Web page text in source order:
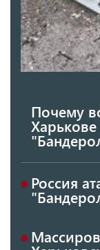
Почему
Россия